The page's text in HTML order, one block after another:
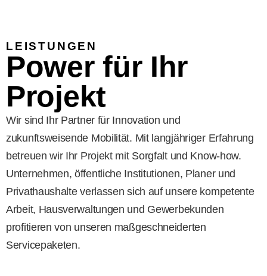
LEISTUNGEN
Power für Ihr
Projekt
Wir sind Ihr Partner für Innovation und
zukunftsweisende Mobilität. Mit langjähriger Erfahrung
betreuen wir Ihr Projekt mit Sorgfalt und Know-how.
Unternehmen, öffentliche Institutionen, Planer und
Privathaushalte verlassen sich auf unsere kompetente
Arbeit, Hausverwaltungen und Gewerbekunden
profitieren von unseren maßgeschneiderten
Servicepaketen.